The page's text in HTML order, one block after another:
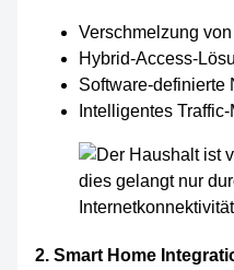
Verschmelzung
Hybrid-Access-
Software-definierte
Intelligentes
2. Smart Home